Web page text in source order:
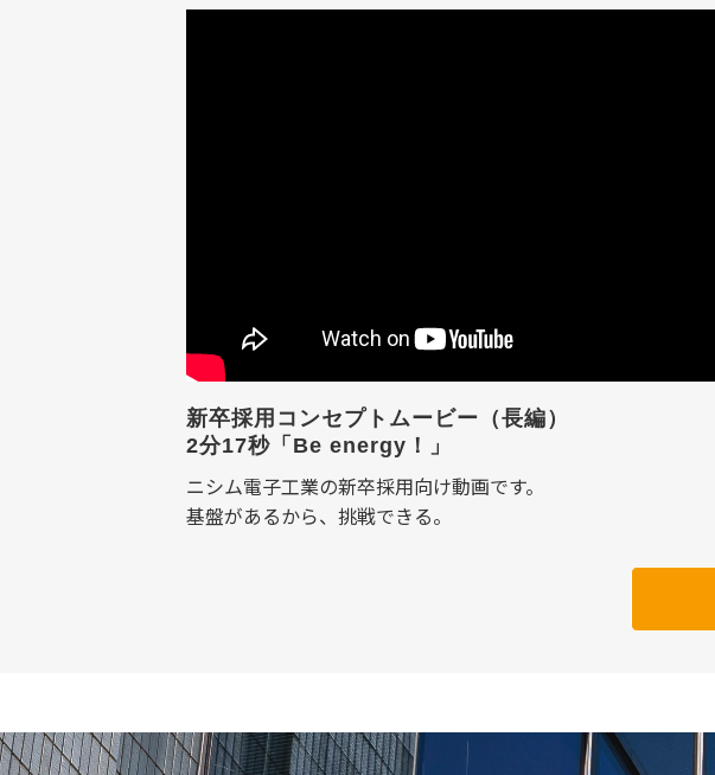
新卒採用コンセプトムービー（長編）
2分17秒「Be energy！」
ニシム電子工業の新卒採用向け動画です。
基盤があるから、挑戦できる。